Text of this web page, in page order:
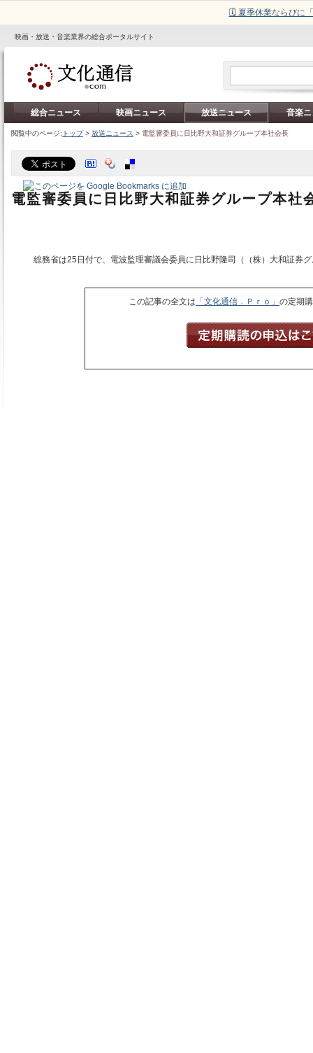
🗓️ 夏季休業ならびに
映画・放送・音楽業界の総合ポータルサイト
総合ニュース 映画ニュース 放送ニュース 音楽
閲覧中のページ: トップ> 放送ニュース > 電監審委員に日比野大和証券グループ本社会長
電監審委員に日比野大和証券グループ本社
総務省は25日付で、電波監理審議会委員に日比野隆司（（株）大和証券
この記事の全文は 「文化通信．Ｐｒｏ」の定期